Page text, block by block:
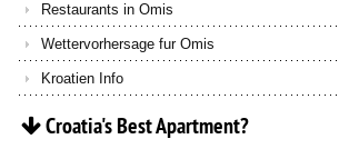
Restaurants in Omis
Wettervorhersage fur Omis
Kroatien Info
Croatia'sBestApartment?